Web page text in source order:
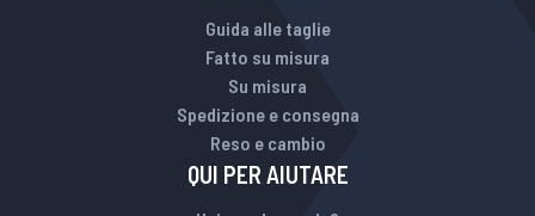
Guida alle taglie
Fatto su misura
Su misura
Spedizione e consegna
Reso e cambio
QUI PER AIUTARE